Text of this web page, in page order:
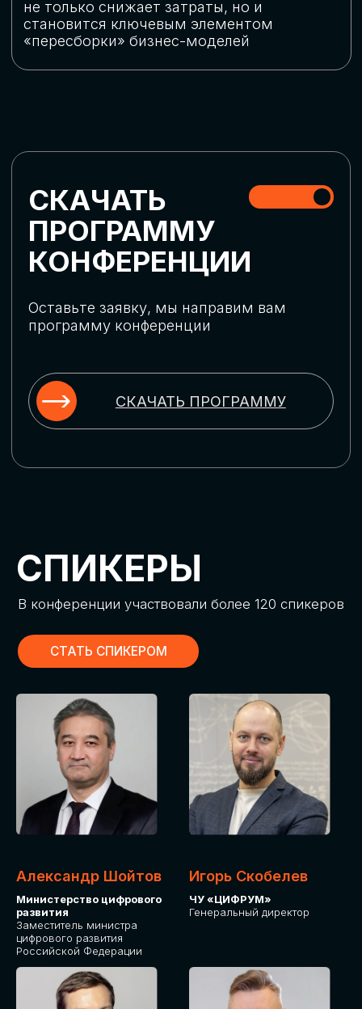
Александр Шойтов
Министерство цифрового
развития
Заместитель министра
цифрового развития
Российской Федерации
Игорь Скобелев
ЧУ «ЦИФРУМ»
Генеральный директор